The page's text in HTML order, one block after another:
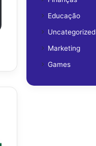
Educação
Uncategorized
Marketing
Games